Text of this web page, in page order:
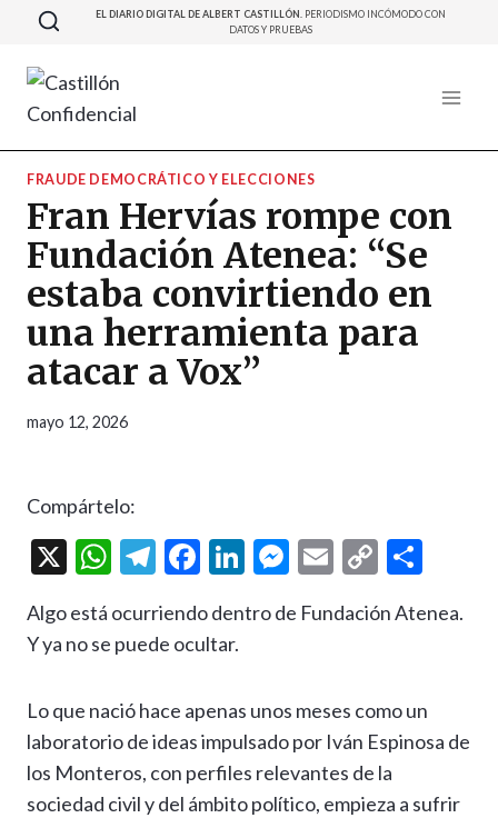
Saltar
contenido
EL DIARIO DIGITAL DE ALBERT CASTILLÓN. PERIODISMO INCÓMODO CON
DATOS Y PRUEBAS
FRAUDE DEMOCRÁTICO Y ELECCIONES
Fran Hervías rompe con
Fundación Atenea: “Se
estaba convirtiendo en
una herramienta para
atacar a Vox”
mayo 12, 2026
Compártelo:
X
W
at
s
A
p
p
T
e
gr
a
m
F
e
b
o
o
k
Li
ke
n
M
se
g
er
E
ai
C
p
Li
n
k
m
ar
ti
Algo está ocurriendo dentro de Fundación Atenea.
Y ya no se puede ocultar.
Lo que nació hace apenas unos meses como un
laboratorio de ideas impulsado por Iván Espinosa de
los Monteros, con perfiles relevantes de la
sociedad civil y del ámbito político, empieza a sufrir